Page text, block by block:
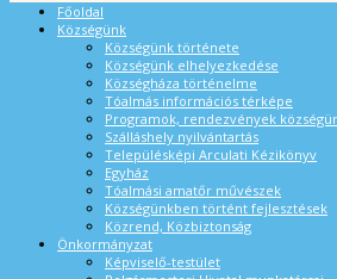
Főoldal
Községünk
Községünk története
Községünk elhelyezkedése
Községháza történelme
Tóalmás információs térképe
Programok, rendezvények
Szálláshely nyilvántartás
Településképi Arculati Kézikönyv
Egyház
Tóalmási amatőr művészek
Községünkben történt fejlesztések
Közrend, Közbiztonság
Önkormányzat
Képviselő-testület